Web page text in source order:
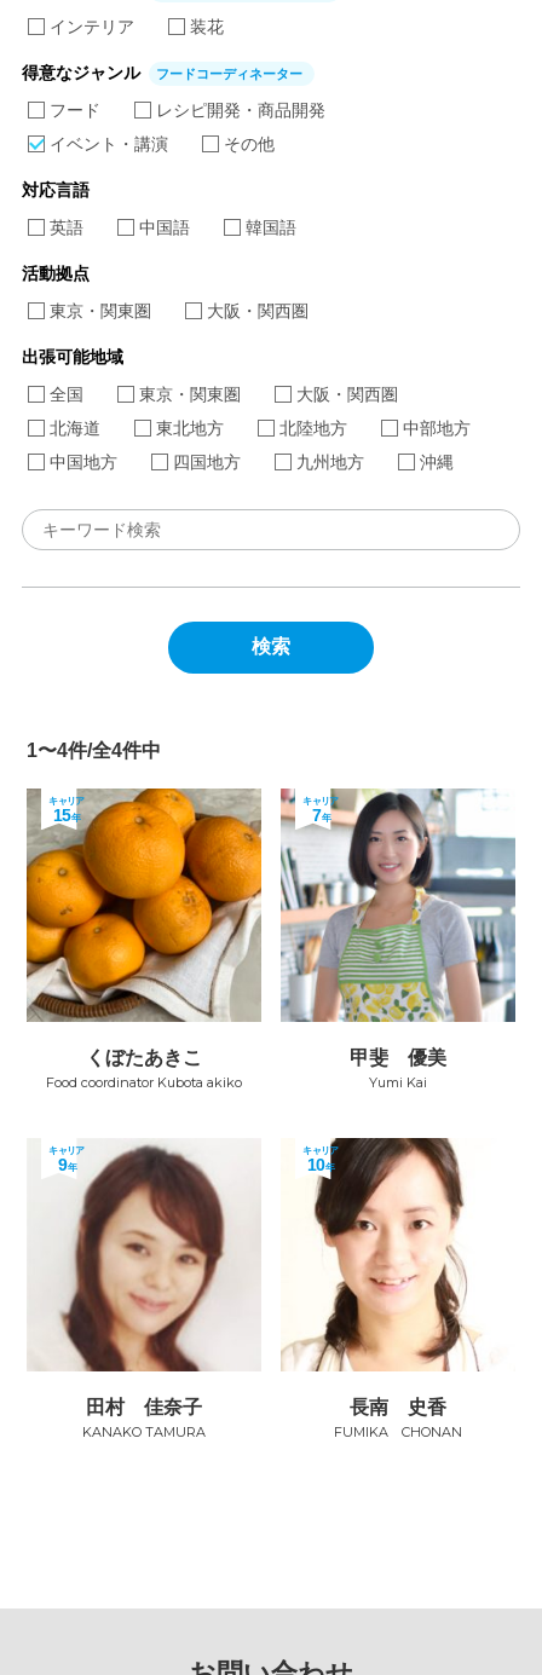
インテリア 装花
得意なジャンル フードコーディネーター
フード
レシピ開発・商品開発
イベント・講演
その他
対応言語
英語
中国語 韓国語
活動拠点
東京・関東圏
大阪・関西圏
出張可能地域
全国
東京・関東圏
大阪・関西圏
北海道
東北地方 北陸地方
中部地方
中国地方
四国地方 九州地方 沖縄
1〜4件/全4件中
キャリア
15年
くぼたあきこ
Food coordinator Kubota akiko
キャリア
7年
甲斐 優美
Yumi Kai
キャリア
9年
田村 佳奈子
KANAKO TAMURA
キャリア
10年
長南 史香
FUMIKA CHONAN